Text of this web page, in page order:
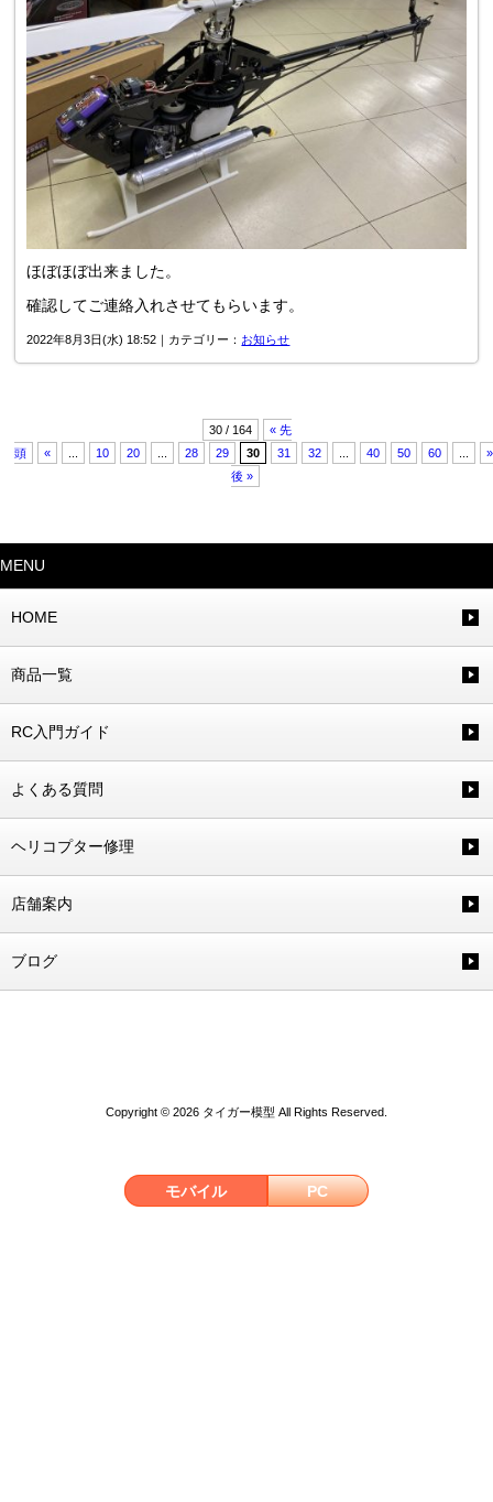
ほぼほぼ出来ました。
確認してご連絡入れさせてもらいます。
2022年8月3日(水) 18:52｜カテゴリー： お知らせ
30 / 164
« 先
頭
« 10 20 28 29 30 31 32 40 50 60
»
後 »
MENU
HOME
商品一覧
RC入門ガイド
よくある質問
ヘリコプター修理
店舗案内
ブログ
Copyright © 2026 タイガー模型 All Rights Reserved.
モバイル PC